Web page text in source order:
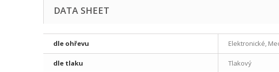
DATA SHEET
dle ohřevu Elektronické,
dle tlaku Tlakový